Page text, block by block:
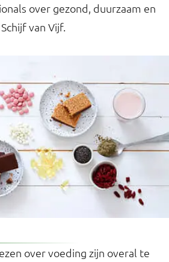
over gezond, duurzaam en
van Vijf.
over voeding zijn overal te